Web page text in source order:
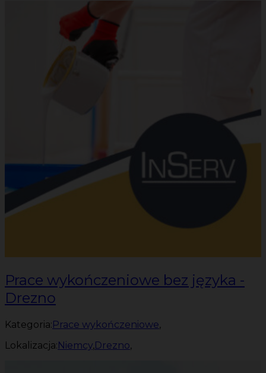
Prace wykończeniowe bez języka -
Drezno
Kategoria:Prace wykończeniowe,
Lokalizacja:Niemcy,Drezno,